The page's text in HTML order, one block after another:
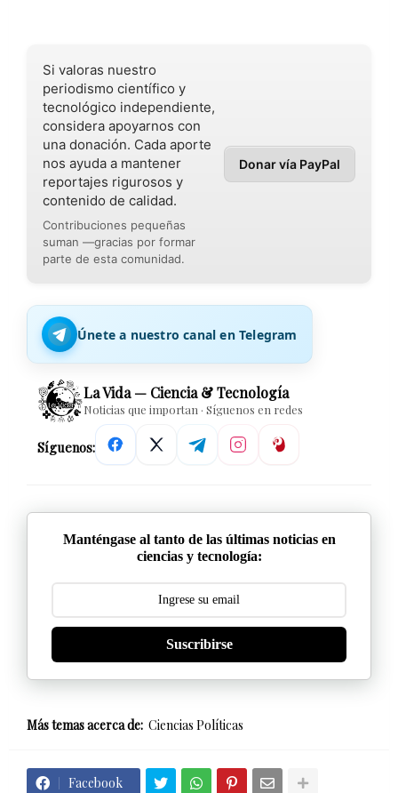
Si valoras nuestro
periodismo científico y
tecnológico independiente,
considera apoyarnos con
una donación. Cada aporte
nos ayuda a mantener
reportajes rigurosos y
contenido de calidad.
Contribuciones pequeñas
suman —gracias por formar
parte de esta comunidad.
Donar vía PayPal
Únete a nuestro canal en Telegram
La Vida — Ciencia & Tecnología
Noticias que importan · Síguenos en redes
Síguenos:
Manténgase al tanto de las últimas noticias en
ciencias y tecnología:
Suscribirse
Más temas acerca de: Ciencias Políticas
Facebook